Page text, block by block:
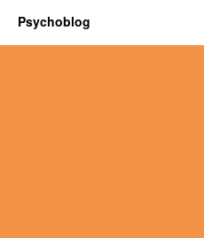
Psychoblog